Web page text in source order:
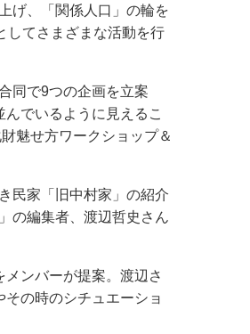
げ、「関係人口」の輪を
してさまざまな活動を行
同で9つの企画を立案
でいるように見えるこ
魅せ方ワークショップ＆
民家「旧中村家」の紹介
の編集者、渡辺哲史さん
ンバーが提案。渡辺さ
の時のシチュエーショ